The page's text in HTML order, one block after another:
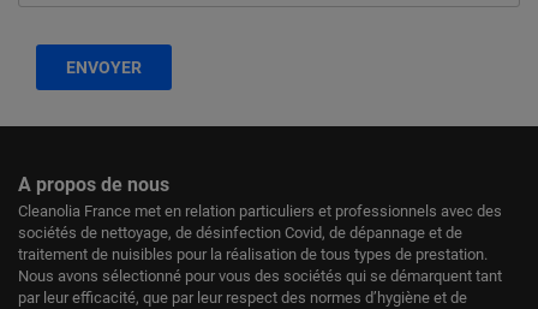
ENVOYER
A propos de nous
Cleanolia France met en relation particuliers et professionnels avec des
sociétés de nettoyage, de désinfection Covid, de dépannage et de
traitement de nuisibles pour la réalisation de tous types de prestation.
Nous avons sélectionné pour vous des sociétés qui se démarquent tant
par leur efficacité, que par leur respect des normes d’hygiène et de